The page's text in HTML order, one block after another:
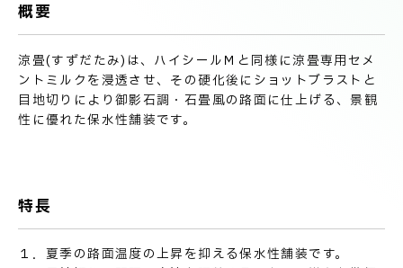
製品情報
INFORMATION
お知らせ
概要
涼畳(すずだたみ)は、ハイシールＭと同様に涼畳専用セメ
ントミルクを浸透させ、その硬化後にショットブラストと
目地切りにより御影石調・石畳風の路面に仕上げる、景観
性に優れた保水性舗装です。
特長
１．夏季の路面温度の上昇を抑える保水性舗装です。